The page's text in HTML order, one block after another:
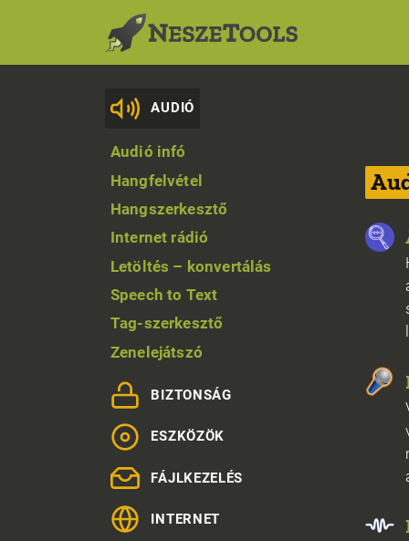
AUDIÓ
Audió infó
Hangfelvétel
Hangszerkesztő
Internet rádió
Letöltés – konvertálás
Speech to Text
Tag-szerkesztő
Zenelejátszó
BIZTONSÁG
ESZKÖZÖK
FÁJLKEZELÉS
INTERNET